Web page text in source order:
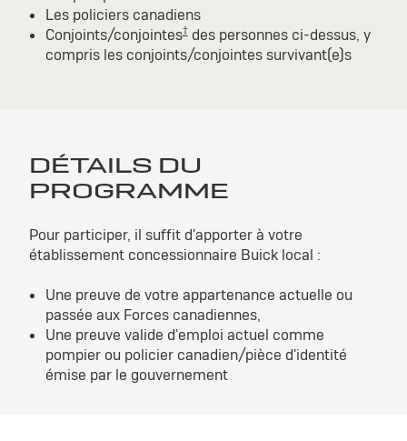
Les policiers canadiens
Conjoints/conjointes†des personnes ci-dessus, y
compris les conjoints/conjointes survivant(e)s
DÉTAILS DU
PROGRAMME
Pour participer, il suffit d'apporter à votre
établissement concessionnaire Buick local :
Une preuve de votre appartenance actuelle ou
passée aux Forces canadiennes,
Une preuve valide d'emploi actuel comme
pompier ou policier canadien/pièce d'identité
émise par le gouvernement